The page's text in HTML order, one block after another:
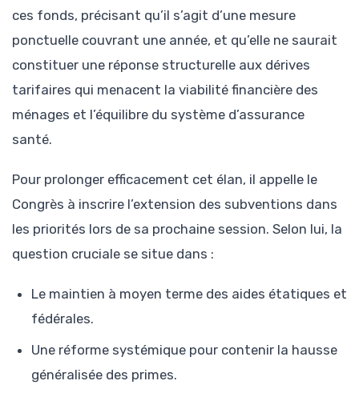
ces fonds, précisant qu’il s’agit d’une mesure
ponctuelle couvrant une année, et qu’elle ne saurait
constituer une réponse structurelle aux dérives
tarifaires qui menacent la viabilité financière des
ménages et l’équilibre du système d’assurance
santé.
Pour prolonger efficacement cet élan, il appelle le
Congrès à inscrire l’extension des subventions dans
les priorités lors de sa prochaine session. Selon lui, la
question cruciale se situe dans :
Le maintien à moyen terme des aides étatiques et
fédérales.
Une réforme systémique pour contenir la hausse
généralisée des primes.